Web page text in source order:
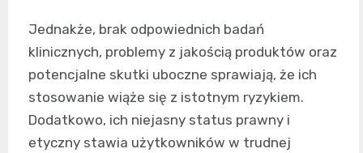
Jednakże, brak odpowiednich badań
klinicznych, problemy z jakością produktów oraz
potencjalne skutki uboczne sprawiają, że ich
stosowanie wiąże się z istotnym ryzykiem.
Dodatkowo, ich niejasny status prawny i
etyczny stawia użytkowników w trudnej